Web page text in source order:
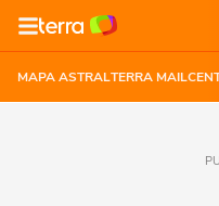
MAPA ASTRALTERRA MAIL